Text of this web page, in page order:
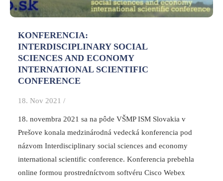
KONFERENCIA:
INTERDISCIPLINARY SOCIAL
SCIENCES AND ECONOMY
INTERNATIONAL SCIENTIFIC
CONFERENCE
18. Nov 2021 /
18. novembra 2021 sa na pôde VŠMP ISM Slovakia v
Prešove konala medzinárodná vedecká konferencia pod
názvom Interdisciplinary social sciences and economy
international scientific conference. Konferencia prebehla
online formou prostredníctvom softvéru Cisco Webex